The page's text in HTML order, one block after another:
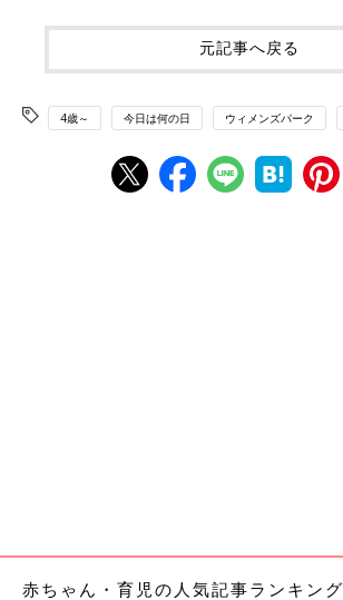
元記事へ戻る
4歳～ 今日は何の日 ウィメンズパーク
赤ちゃん・育児の人気記事ランキング